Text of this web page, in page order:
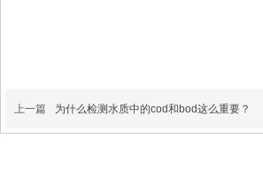
上一篇 为什么检测水质中的cod和bod这么重要？